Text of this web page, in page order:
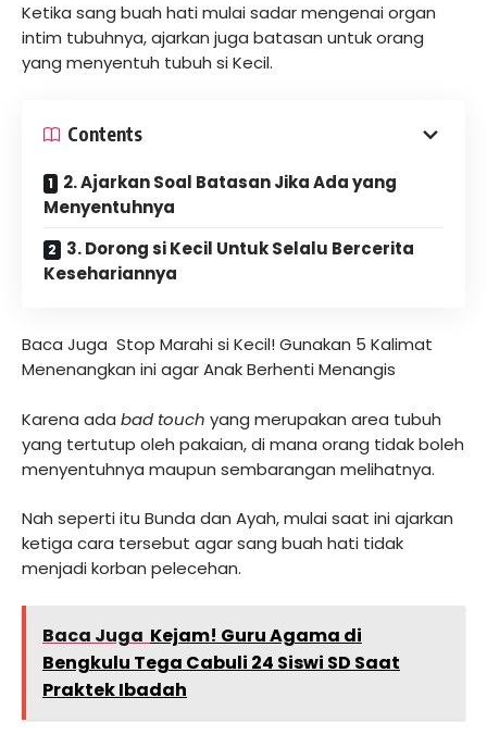
Ketika sang buah hati mulai sadar mengenai organ
intim tubuhnya, ajarkan juga batasan untuk orang
yang menyentuh tubuh si Kecil.
Contents
2. Ajarkan Soal Batasan Jika Ada yang
Menyentuhnya
3. Dorong si Kecil Untuk Selalu Bercerita
Kesehariannya
Baca Juga Stop Marahi si Kecil! Gunakan 5 Kalimat
Menenangkan ini agar Anak Berhenti Menangis
Karena ada bad touch yang merupakan area tubuh
yang tertutup oleh pakaian, di mana orang tidak boleh
menyentuhnya maupun sembarangan melihatnya.
Nah seperti itu Bunda dan Ayah, mulai saat ini ajarkan
ketiga cara tersebut agar sang buah hati tidak
menjadi korban pelecehan.
Baca Juga Kejam! Guru Agama di
Bengkulu Tega Cabuli 24 Siswi SD Saat
Praktek Ibadah